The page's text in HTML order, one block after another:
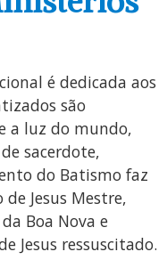
é dedicada aos
são
a luz do mundo,
sacerdote,
do Batismo faz
Jesus Mestre,
Boa Nova e
Jesus ressuscitado.